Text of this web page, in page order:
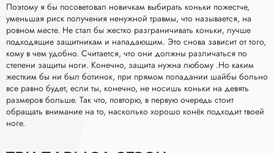
Поэтому я бы посоветовал новичкам выбирать коньки пожестче,
уменьшая риск получения ненужной травмы, что называется, на
ровном месте. Не стал бы жестко разграничивать коньки, лучше
подходящие защитникам и нападающим. Это снова зависит от того,
кому в чем удобно. Считается, что они должны различаться по
степени защиты ноги. Конечно, защита нужна любому .Но каким
жестким бы ни был ботинок, при прямом попадании шайбы больно
все равно будет, если ты, конечно, не носишь коньки на девять
размеров больше. Так что, повторю, в первую очередь стоит
обращать внимание на то, насколько хорошо конёк подходит твоей
ноге.